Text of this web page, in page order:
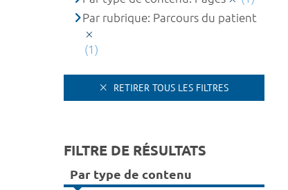
Par rubrique: Parcours du patient
(1)
RETIRER TOUS LES FILTRES
FILTRE DE RÉSULTATS
Par type de contenu